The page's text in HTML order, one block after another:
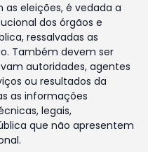
eleições, é vedada a
dos órgãos e
ressalvadas as
Também devem ser
autoridades, agentes
ou resultados da
as informações
legais,
que não apresentem